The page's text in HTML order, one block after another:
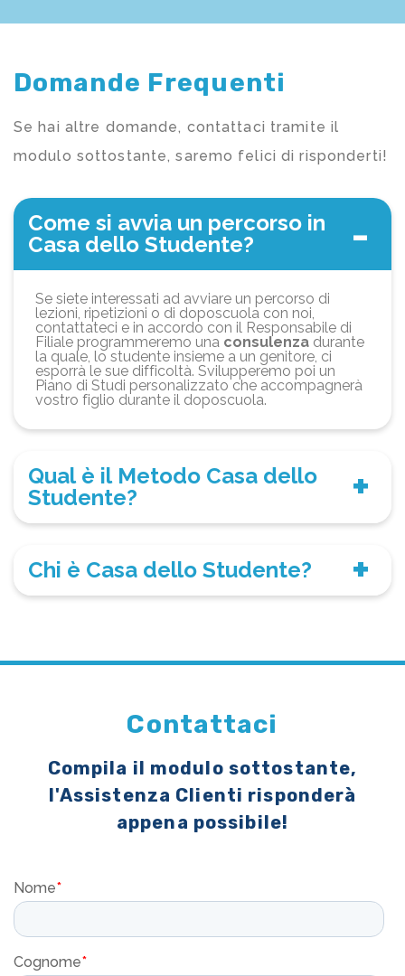
Domande Frequenti
Se hai altre domande, contattaci tramite il
modulo sottostante, saremo felici di risponderti!
Come si avvia un percorso in
Casa dello Studente?
Se siete interessati ad avviare un percorso di
lezioni, ripetizioni o di doposcuola con noi,
contattateci e in accordo con il Responsabile di
Filiale programmeremo una consulenza durante
la quale, lo studente insieme a un genitore, ci
esporrà le sue difficoltà. Svilupperemo poi un
Piano di Studi personalizzato che accompagnerà
vostro figlio durante il doposcuola.
Qual è il Metodo Casa dello
Studente?
Chi è Casa dello Studente?
Contattaci
Compila il modulo sottostante,
l'Assistenza Clienti risponderà
appena possibile!